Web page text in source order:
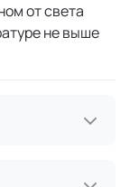
от света
не выше